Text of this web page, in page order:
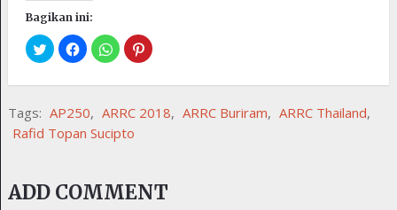
Bagikan ini:
Tags: AP250, ARRC 2018, ARRC Buriram, ARRC Thailand,
Rafid Topan Sucipto
ADD COMMENT